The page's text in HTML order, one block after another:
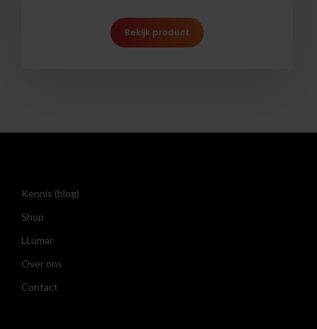
Bekijk product
Kennis (blog)
Shop
LLumar
Over ons
Contact